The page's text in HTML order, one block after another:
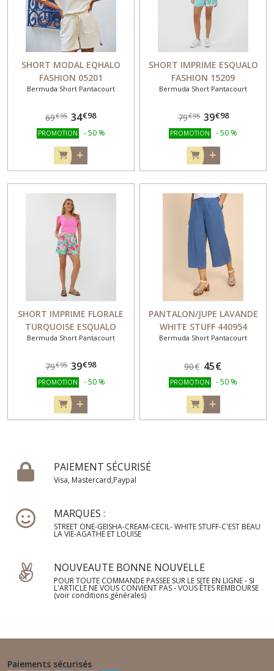
SHORT MODAL EQHALO
FASHION 05201
Bermuda Short Pantacourt
69€95 34€98
PROMOTION -50 %
SHORT IMPRIME ESQUALO
FASHION 15209
Bermuda Short Pantacourt
79€95 39€98
PROMOTION -50 %
SHORT IMPRIME FLORALE
TURQUOISE ESQUALO
FASHION 15209
Bermuda Short Pantacourt
79€95 39€98
PROMOTION -50 %
PANTALON/JUPE LAVANDE
WHITE STUFF 440954
Bermuda Short Pantacourt
90€ 45€
PROMOTION -50 %
PAIEMENT SÉCURISÉ
Visa, Mastercard,Paypal
MARQUES :
STREET ONE-GEISHA-CREAM-CECIL- WHITE STUFF-C'EST BEAU
LA VIE-AGATHE ET LOUISE
NOUVEAUTE BONNE NOUVELLE
POUR TOUTE COMMANDE PASSEE SUR LE SITE EN LIGNE - SI
L'ARTICLE NE VOUS CONVIENT PAS - VOUS ÊTES REMBOURSE
(voir conditions générales)
Paiements sécurisés